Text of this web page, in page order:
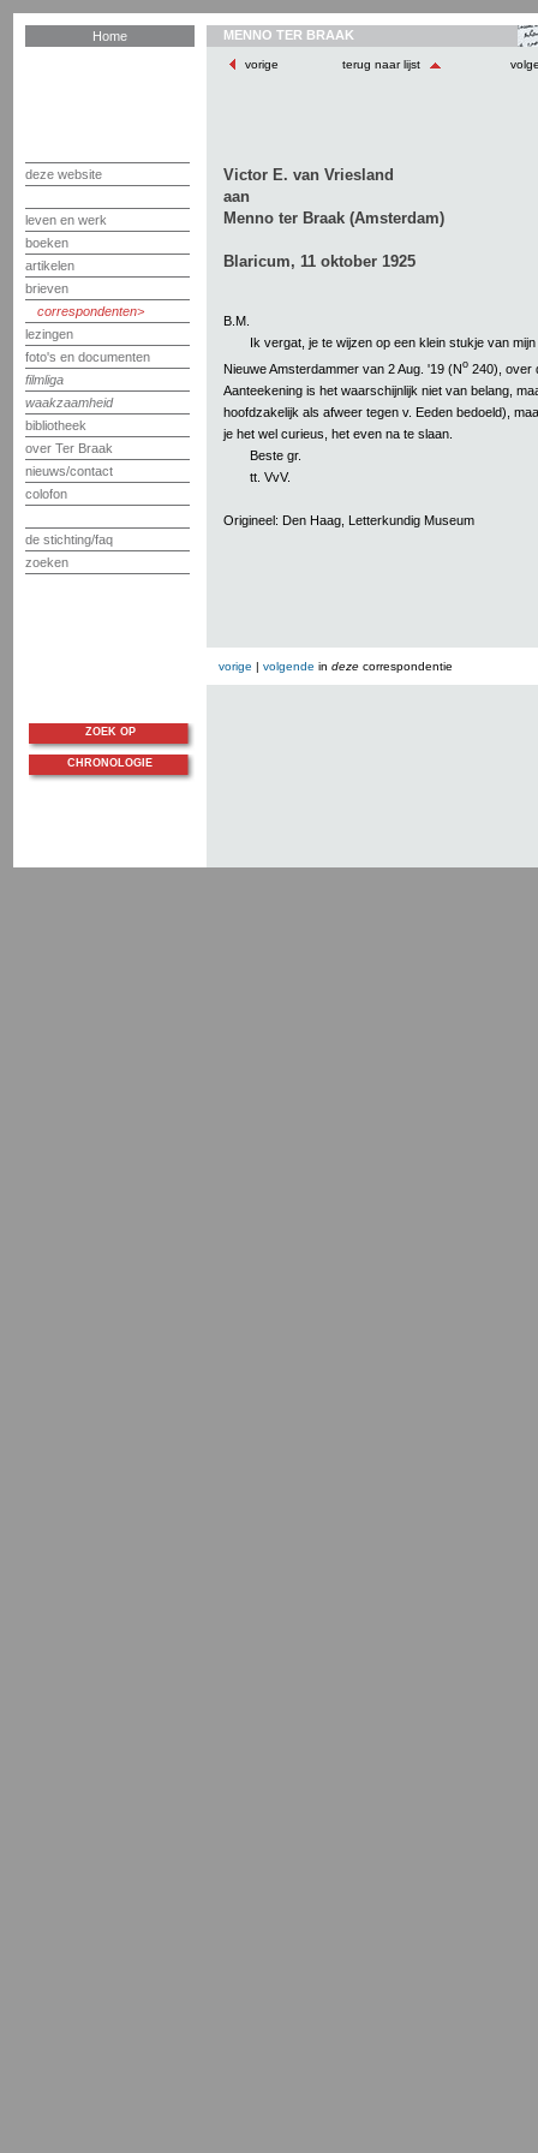
Home
deze website
leven en werk
boeken
artikelen
brieven
correspondenten
lezingen
foto's en documenten
filmliga
waakzaamheid
bibliotheek
over Ter Braak
nieuws/contact
colofon
de stichting/faq
zoeken
MENNO TER BRAAK
vorige terug naar lijst
Victor E. van Vriesland
aan
Menno ter Braak (Amsterdam)
Blaricum, 11 oktober 1925
B.M.
Ik vergat, je te wijzen op een klein stukje van
Nieuwe Amsterdammer van 2 Aug. '19 (No 240), over
Aanteekening is het waarschijnlijk niet van belang,
hoofdzakelijk als afweer tegen v. Eeden bedoeld),
je het wel curieus, het even na te slaan.
Beste gr.
tt. VvV.
Origineel: Den Haag, Letterkundig Museum
vorige | volgende in deze correspondentie
ZOEK OP
CHRONOLOGIE